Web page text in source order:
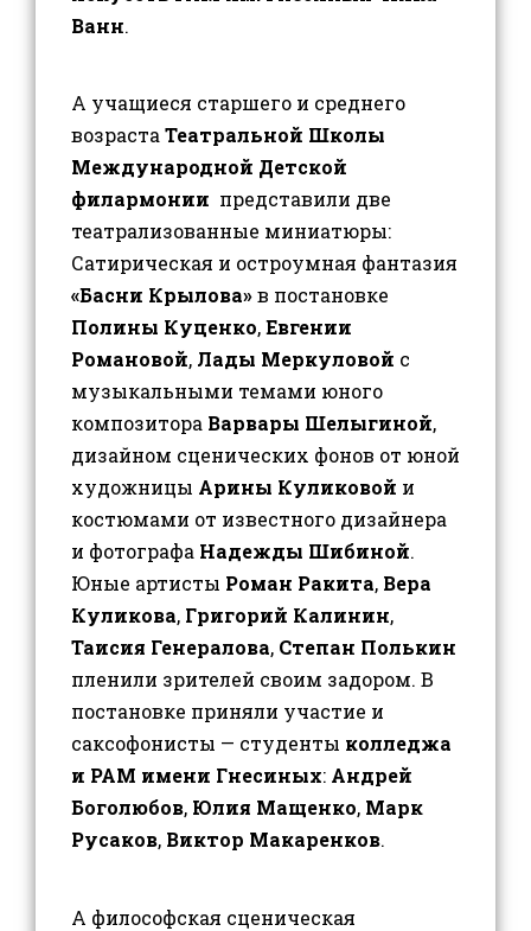
Ванн.
А учащиеся старшего и среднего
возраста Театральной Школы
Международной Детской
филармонии представили две
театрализованные миниатюры:
Сатирическая и остроумная фантазия
«Басни Крылова»в постановке
Полины Куценко,Евгении
Романовой, Лады Меркуловой с
музыкальными темами юного
композитора Варвары Шелыгиной,
дизайном сценических фонов от юной
художницы Арины Куликовой и
костюмами от известного дизайнера
и фотографа Надежды Шибиной.
Юные артисты Роман Ракита, Вера
Куликова, Григорий Калинин,
Таисия Генералова, Степан Полькин
пленили зрителей своим задором. В
постановке приняли участие и
саксофонисты — студенты колледжа
и РАМ имени Гнесиных: Андрей
Боголюбов, Юлия Мащенко, Марк
Русаков, Виктор Макаренков.
А философская сценическая